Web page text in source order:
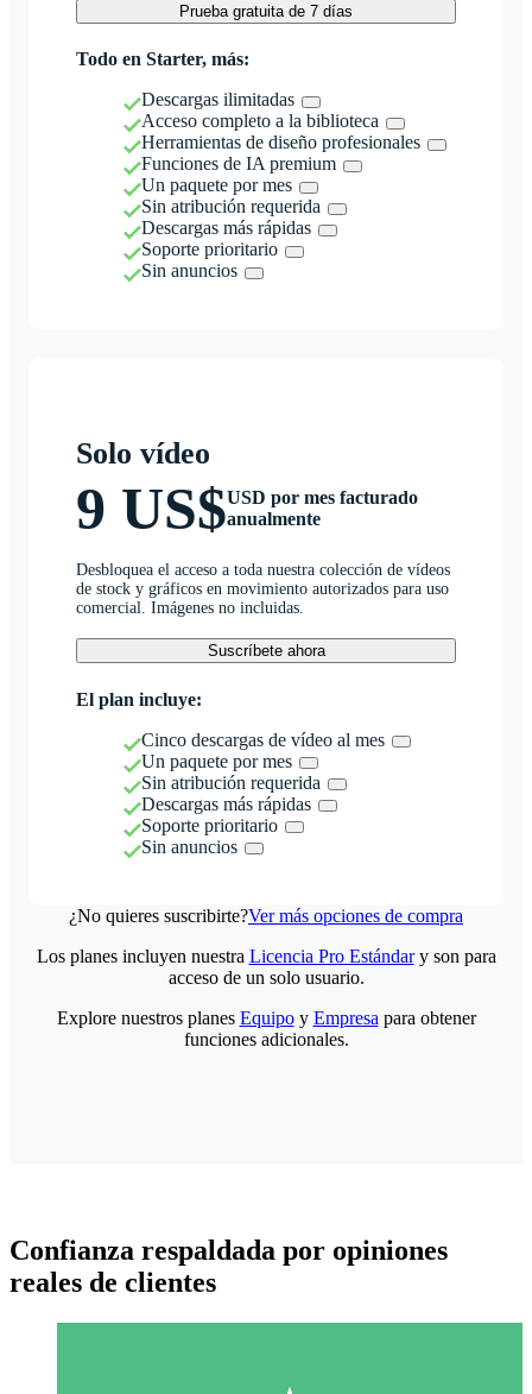
Prueba gratuita de 7 días
Todo en Starter, más:
Descargas ilimitadas
Acceso completo a la biblioteca
Herramientas de diseño profesionales
Funciones de IA premium
Un paquete por mes
Sin atribución requerida
Descargas más rápidas
Soporte prioritario
Sin anuncios
Solo vídeo
9 US$USD por mes facturado
anualmente
Desbloquea el acceso a toda nuestra colección de vídeos
de stock y gráficos en movimiento autorizados para uso
comercial. Imágenes no incluidas.
Suscríbete ahora
El plan incluye:
Cinco descargas de vídeo al mes
Un paquete por mes
Sin atribución requerida
Descargas más rápidas
Soporte prioritario
Sin anuncios
¿No quieres suscribirte?Ver más opciones de compra
Los planes incluyen nuestra Licencia Pro Estándary son para
acceso de un solo usuario.
Explore nuestros planes Equipoy Empresa para obtener
funciones adicionales.
Confianza respaldada por opiniones
reales de clientes